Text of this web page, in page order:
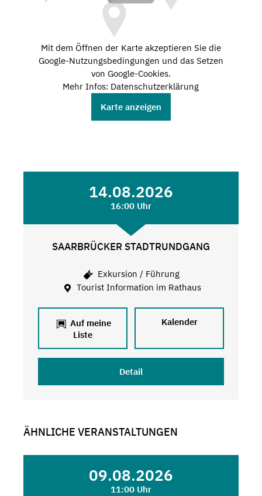
Mit dem Öffnen der Karte akzeptieren Sie die
Google-Nutzungsbedingungen und das Setzen
von Google-Cookies.
Mehr Infos: Datenschutzerklärung
Karte anzeigen
14.08.2026
16:00 Uhr
SAARBRÜCKER STADTRUNDGANG
Exkursion / Führung
Tourist Information im Rathaus
Auf meine
Liste
Kalender
Detail
ÄHNLICHE VERANSTALTUNGEN
09.08.2026
11:00 Uhr